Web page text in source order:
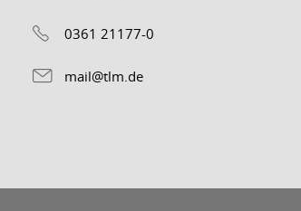
0361 21177-0
mail@tlm.de